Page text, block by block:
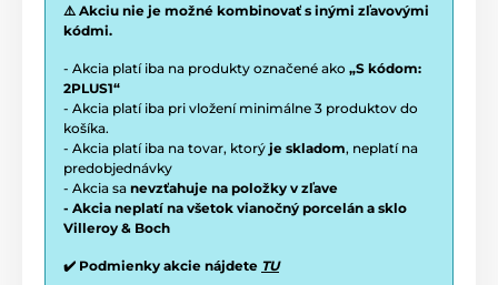
⚠️ Akciu nie je možné kombinovať s inými zľavovými
kódmi.
- Akcia platí iba na produkty označené ako „S kódom:
2PLUS1“
- Akcia platí iba pri vložení minimálne 3 produktov do
košíka.
- Akcia platí iba na tovar, ktorý je skladom, neplatí na
predobjednávky
- Akcia sa nevzťahuje na položky v zľave
- Akcia neplatí na všetok vianočný porcelán a sklo
Villeroy & Boch
✔️ Podmienky akcie nájdete TU